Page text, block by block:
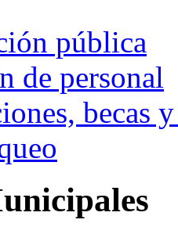
pública
de personal
becas